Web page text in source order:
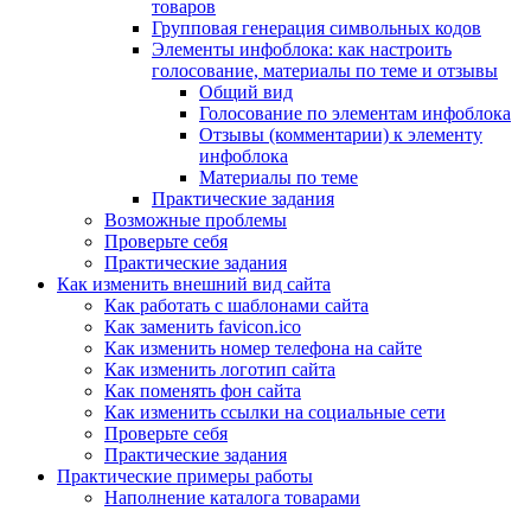
товаров
Групповая генерация символьных кодов
Элементы инфоблока: как настроить
голосование, материалы по теме и отзывы
Общий вид
Голосование по элементам инфоблока
Отзывы (комментарии) к элементу
инфоблока
Материалы по теме
Практические задания
Возможные проблемы
Проверьте себя
Практические задания
Как изменить внешний вид сайта
Как работать с шаблонами сайта
Как заменить favicon.ico
Как изменить номер телефона на сайте
Как изменить логотип сайта
Как поменять фон сайта
Как изменить ссылки на социальные сети
Проверьте себя
Практические задания
Практические примеры работы
Наполнение каталога товарами